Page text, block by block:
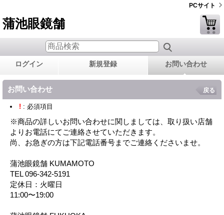
PCサイト
蒲池眼鏡舗
ログイン 新規登録 お問い合わせ
お問い合わせ 戻る
! : 必須項目
※商品の詳しいお問い合わせに関しましては、取り扱い店舗
よりお電話にてご連絡させていただきます。
尚、お急ぎの方は下記電話番号までご連絡くださいませ。
蒲池眼鏡舗 KUMAMOTO
TEL 096-342-5191
定休日：火曜日
11:00〜19:00